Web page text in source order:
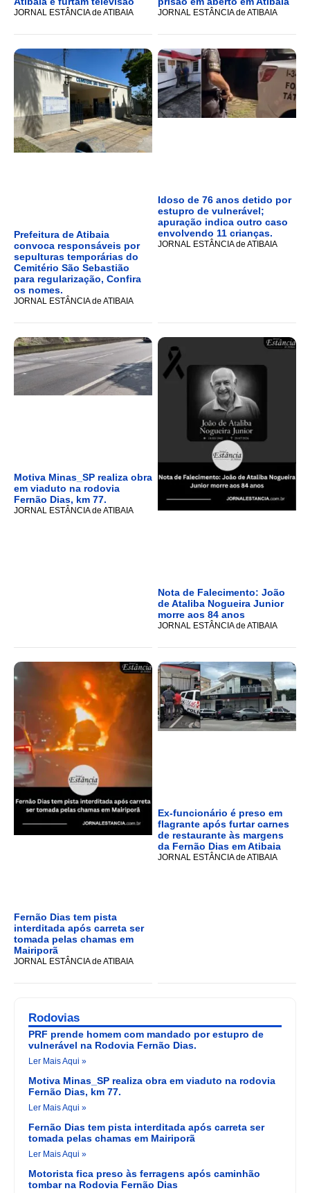
JORNAL ESTÂNCIA de ATIBAIA JORNAL ESTÂNCIA de ATIBAIA
Prefeitura de Atibaia
convoca responsáveis por
sepulturas temporárias do
Cemitério São Sebastião
para regularização, Confira
os nomes.
JORNAL ESTÂNCIA de ATIBAIA
Idoso de 76 anos detido por
estupro de vulnerável;
apuração indica outro caso
envolvendo 11 crianças.
JORNAL ESTÂNCIA de ATIBAIA
Motiva Minas_SP realiza obra
em viaduto na rodovia
Fernão Dias, km 77.
JORNAL ESTÂNCIA de ATIBAIA
Nota de Falecimento: João
de Ataliba Nogueira Junior
morre aos 84 anos
JORNAL ESTÂNCIA de ATIBAIA
Fernão Dias tem pista
interditada após carreta ser
tomada pelas chamas em
Mairiporã
JORNAL ESTÂNCIA de ATIBAIA
Ex-funcionário é preso em
flagrante após furtar carnes
de restaurante às margens
da Fernão Dias em Atibaia
JORNAL ESTÂNCIA de ATIBAIA
Rodovias
PRF prende homem com mandado por estupro de
vulnerável na Rodovia Fernão Dias.
Ler Mais Aqui »
Motiva Minas_SP realiza obra em viaduto na rodovia
Fernão Dias, km 77.
Ler Mais Aqui »
Fernão Dias tem pista interditada após carreta ser
tomada pelas chamas em Mairiporã
Ler Mais Aqui »
Motorista fica preso às ferragens após caminhão
tombar na Rodovia Fernão Dias